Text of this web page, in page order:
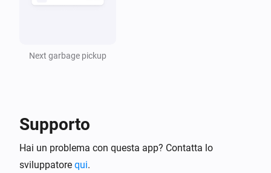
Next garbage pickup
Supporto
Hai un problema con questa app? Contatta lo
sviluppatore qui.